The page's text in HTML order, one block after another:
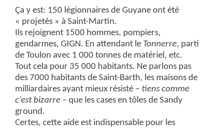
Ça y est: 150 légionnaires de Guyane ont été
« projetés » à Saint-Martin.
Ils rejoignent 1500 hommes, pompiers,
gendarmes, GIGN. En attendant le Tonnerre, parti
de Toulon avec 1 000 tonnes de matériel, etc.
Tout cela pour 35 000 habitants. Ne parlons pas
des 7000 habitants de Saint-Barth, les maisons de
milliardaires ayant mieux résisté – tiens comme
c’est bizarre – que les cases en tôles de Sandy
ground.
Certes, cette aide est indispensable pour les